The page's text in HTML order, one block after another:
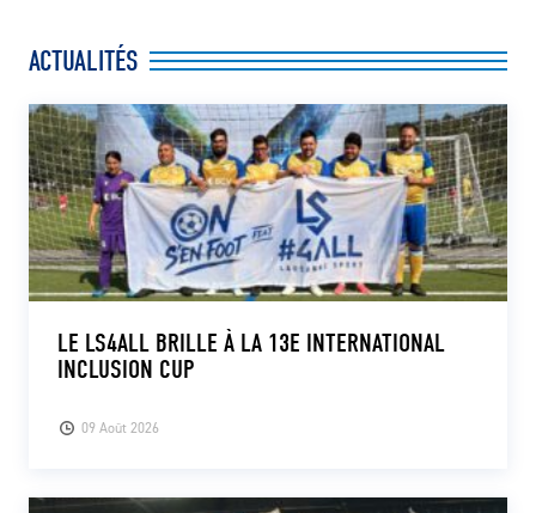
ACTUALITÉS
09 Août 2026
LE LS4ALL BRILLE À LA 13E INTERNATIONAL
INCLUSION CUP